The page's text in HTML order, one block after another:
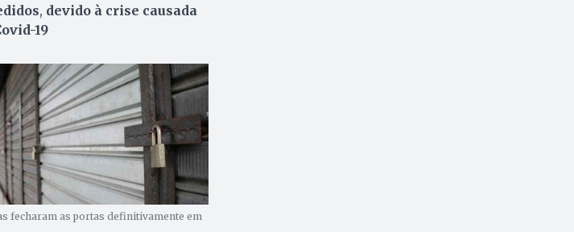
, devido à crise causada
19
fecharam as portas definitivamente em